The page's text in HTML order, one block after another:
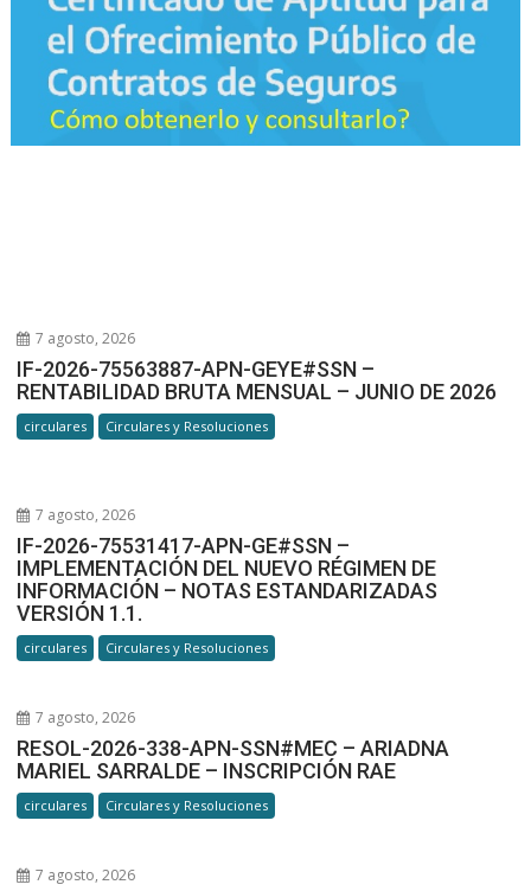
7 agosto, 2026
IF-2026-75563887-APN-GEYE#SSN –
RENTABILIDAD BRUTA MENSUAL – JUNIO DE 2026
circulares Circulares y Resoluciones
7 agosto, 2026
IF-2026-75531417-APN-GE#SSN –
IMPLEMENTACIÓN DEL NUEVO RÉGIMEN DE
INFORMACIÓN – NOTAS ESTANDARIZADAS
VERSIÓN 1.1.
circulares Circulares y Resoluciones
7 agosto, 2026
RESOL-2026-338-APN-SSN#MEC – ARIADNA
MARIEL SARRALDE – INSCRIPCIÓN RAE
circulares Circulares y Resoluciones
7 agosto, 2026